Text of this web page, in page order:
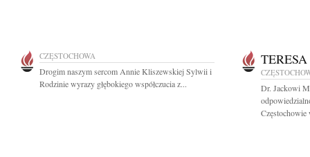
CZĘSTOCHOWA
Drogim naszym sercom Annie Kliszewskiej Sylwii i
Rodzinie wyrazy głębokiego współczucia z...
Dr. Jackowi
Częstochowie